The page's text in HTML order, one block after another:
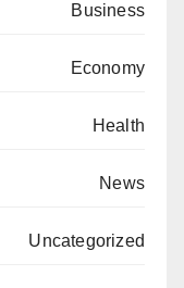
Business
Economy
Health
News
Uncategorized